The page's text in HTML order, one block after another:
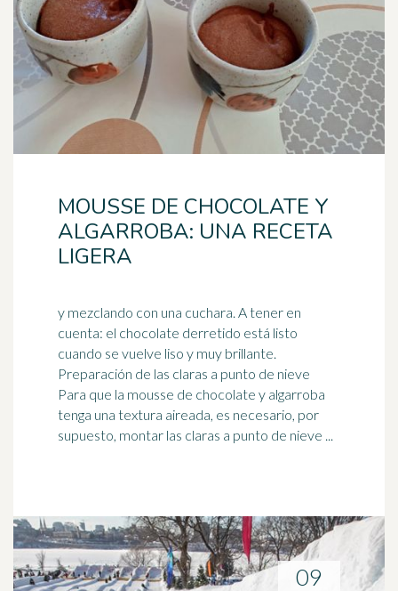
MOUSSE DE CHOCOLATE Y
ALGARROBA: UNA RECETA
LIGERA
y mezclando con una cuchara. A tener en
cuenta: el chocolate derretido está listo
cuando se vuelve liso y muy brillante.
Preparación de las claras a punto de nieve
Para que la mousse de chocolate y algarroba
tenga una textura aireada, es necesario, por
supuesto, montar las claras a punto de nieve ...
09